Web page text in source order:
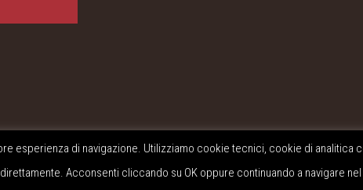
esperienza di navigazione. Utilizziamo cookie tecnici, cookie di analitica
Acconsenti cliccando su OK oppure continuando a navigare